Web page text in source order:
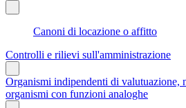
Canoni di locazione o affitto
Controlli e rilievi sull'amministrazione
Organismi indipendenti di valutuazione,
organismi con funzioni analoghe